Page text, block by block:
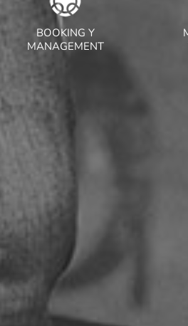
BOOKING Y
MANAGEMENT